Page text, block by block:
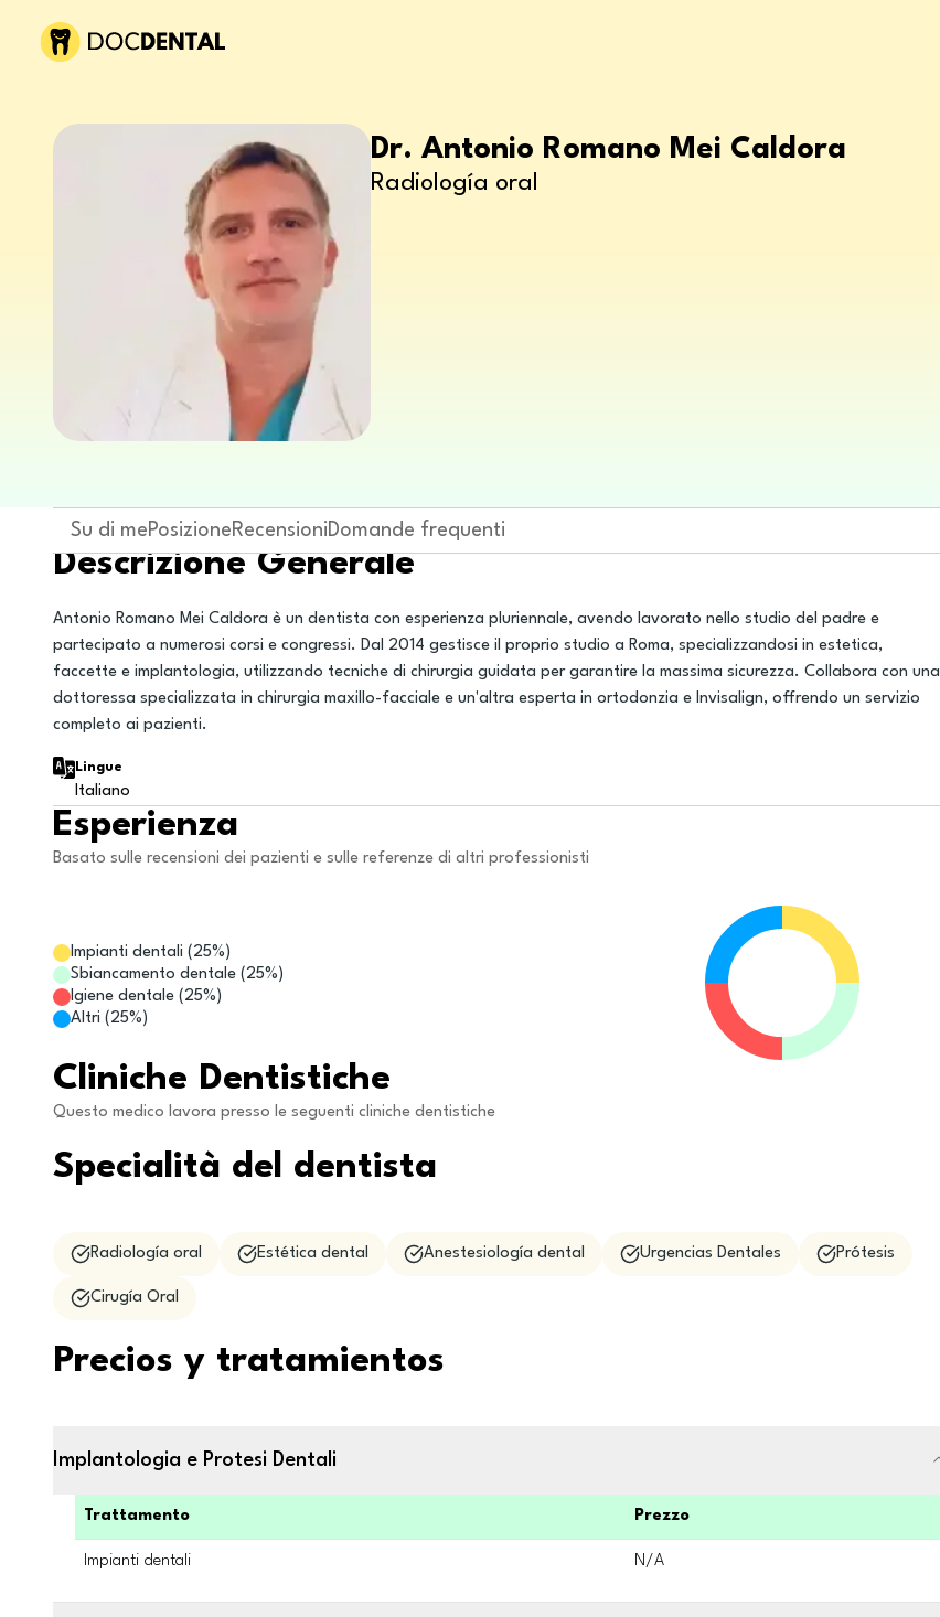
Dr. Antonio Romano Mei Caldora
Radiología oral
Su di mePosizioneRecensioniDomande frequenti
Descrizione Generale
Antonio Romano Mei Caldora è un dentista con esperienza pluriennale, avendo lavorato nello studio del padre e
partecipato a numerosi corsi e congressi. Dal 2014 gestisce il proprio studio a Roma, specializzandosi in estetica,
faccette e implantologia, utilizzando tecniche di chirurgia guidata per garantire la massima sicurezza. Collabora con una
dottoressa specializzata in chirurgia maxillo-facciale e un'altra esperta in ortodonzia e Invisalign, offrendo un servizio
completo ai pazienti.
Lingue
Italiano
Esperienza
Basato sulle recensioni dei pazienti e sulle referenze di altri professionisti
Impianti dentali ( 25%)
Sbiancamento dentale ( 25%)
Igiene dentale ( 25%)
Altri ( 25%)
Cliniche Dentistiche
Questo medico lavora presso le seguenti cliniche dentistiche
Specialità del dentista
Radiología oral Estética dental Anestesiología dental Urgencias Dentales Prótesis
Cirugía Oral
Precios y tratamientos
Implantologia e Protesi Dentali
Trattamento Prezzo
Impianti dentali N/A